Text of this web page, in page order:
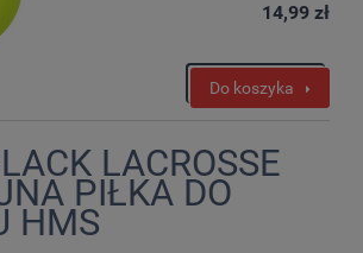
14,99 zł
Do koszyka
LACROSSE
PIŁKA DO
HMS